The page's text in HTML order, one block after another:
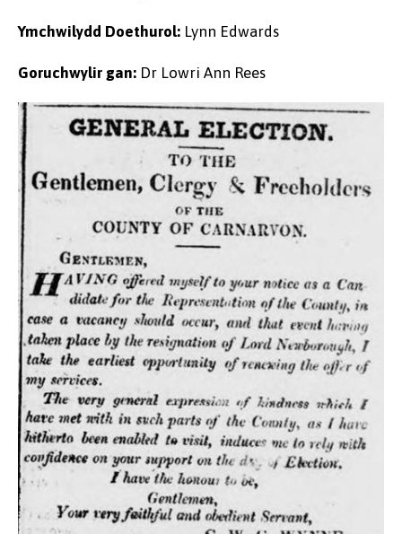
Ymchwilydd Doethurol: Lynn Edwards
Goruchwylir gan: Dr Lowri Ann Rees